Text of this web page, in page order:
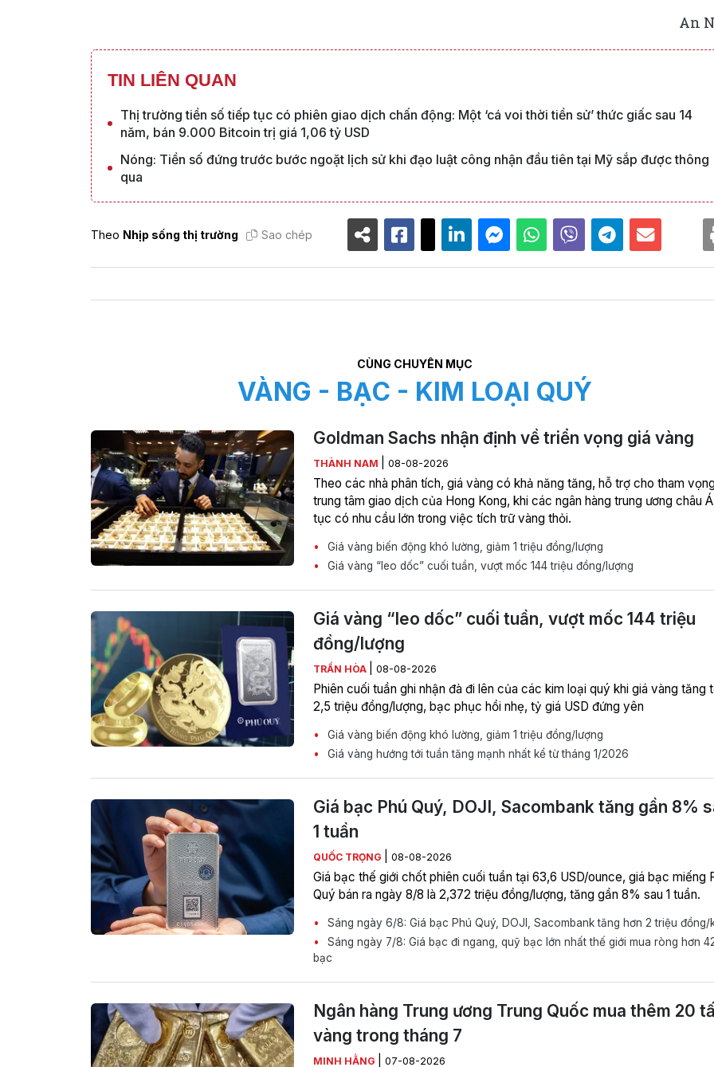
An
TIN LIÊN QUAN
Thị trường tiền số tiếp tục có phiên giao dịch chấn động: Một ‘cá voi thời tiền sử’ thức giấc sau 14
năm, bán 9.000 Bitcoin trị giá 1,06 tỷ USD
Nóng: Tiền số đứng trước bước ngoặt lịch sử khi đạo luật công nhận đầu tiên tại Mỹ sắp được thông
qua
Theo Nhịp sống thị trường Sao chép
CÙNG CHUYÊN MỤC
VÀNG - BẠC - KIM LOẠI QUÝ
Goldman Sachs nhận định về triển vọng giá vàng
THÀNH NAM 08-08-2026
Theo các nhà phân tích, giá vàng có khả năng tăng, hỗ trợ cho tham
trung tâm giao dịch của Hong Kong, khi các ngân hàng trung ương châu
tục có nhu cầu lớn trong việc tích trữ vàng thỏi.
Giá vàng biến động khó lường, giảm 1 triệu đồng/lượng
Giá vàng “leo dốc” cuối tuần, vượt mốc 144 triệu đồng/lượng
Giá vàng “leo dốc” cuối tuần, vượt mốc 144 triệu
đồng/lượng
TRẦN HÒA 08-08-2026
Phiên cuối tuần ghi nhận đà đi lên của các kim loại quý khi giá vàng tăng
2,5 triệu đồng/lượng, bạc phục hồi nhẹ, tỷ giá USD đứng yên
Giá vàng biến động khó lường, giảm 1 triệu đồng/lượng
Giá vàng hướng tới tuần tăng mạnh nhất kể từ tháng 1/2026
Giá bạc Phú Quý, DOJI, Sacombank tăng gần 8%
1 tuần
QUỐC TRỌNG 08-08-2026
Giá bạc thế giới chốt phiên cuối tuần tại 63,6 USD/ounce, giá bạc miếng
Quý bán ra ngày 8/8 là 2,372 triệu đồng/lượng, tăng gần 8% sau 1 tuần.
Sáng ngày 6/8: Giá bạc Phú Quý, DOJI, Sacombank tăng hơn 2 triệu đồng/
Sáng ngày 7/8: Giá bạc đi ngang, quỹ bạc lớn nhất thế giới mua ròng hơn
bạc
Ngân hàng Trung ương Trung Quốc mua thêm 20
vàng trong tháng 7
MINH HẰNG 07-08-2026